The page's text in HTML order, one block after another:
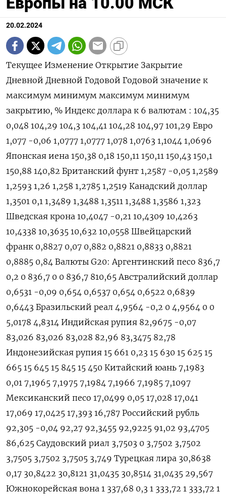
20.02.2024
Текущее Изменение Открытие Закрытие
Дневной Дневной Годовой Годовой значение к
максимум минимум максимум минимум
закрытию, % Индекс доллара к 6 валютам : 104,35
0,048 104,29 104,3 104,41 104,28 104,97 101,29 Евро
1,077 -0,06 1,0777 1,0777 1,078 1,0763 1,1044 1,0696
Японская иена 150,38 0,18 150,11 150,11 150,43 150,1
150,88 140,82 Британский фунт 1,2587 -0,05 1,2589
1,2593 1,26 1,258 1,2785 1,2519 Канадский доллар
1,3501 0,1 1,3489 1,3488 1,3511 1,3488 1,3586 1,323
Шведская крона 10,4047 -0,21 10,4309 10,4263
10,4338 10,3635 10,632 10,0558 Швейцарский
франк 0,8827 0,07 0,882 0,8821 0,8833 0,8821
0,8885 0,84 Валюты G20: Аргентинский песо 836,7
0,2 0 836,7 0 0 836,7 810,65 Австралийский доллар
0,6531 -0,09 0,654 0,6537 0,654 0,6522 0,6839
0,6443 Бразильский реал 4,9564 -0,2 0 4,9564 0 0
5,0178 4,8314 Индийская рупия 82,9675 -0,07
83,026 83,026 83,028 82,96 83,3475 82,78
Индонезийская рупия 15 661 0,23 15 630 15 625 15
665 15 645 15 845 15 450 Китайский юань 7,1983
0,01 7,1965 7,1975 7,1984 7,1966 7,1985 7,1097
Мексиканский песо 17,0499 0,05 17,028 17,041
17,069 17,0425 17,393 16,787 Российский рубль
92,305 -0,04 92,27 92,3455 92,9225 91,02 93,4705
86,625 Саудовский риал 3,7503 0 3,7502 3,7502
3,7505 3,7502 3,7505 3,749 Турецкая лира 30,8638
0,17 30,8422 30,8121 31,0435 30,8514 31,0435 29,567
Южнокорейская вона 1 337,68 0,3 1 333,72 1 333,72 1